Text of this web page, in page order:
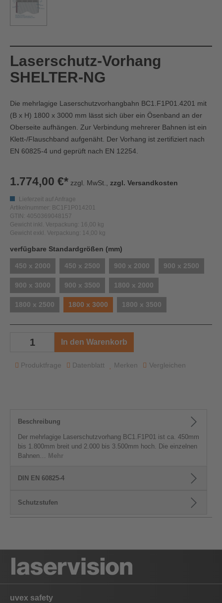
Laserschutz-Vorhang
SHELTER-NG
Die mehrlagige Laserschutzvorhangbahn BC1.F1P01.4201 mit
(B x H) 1800 x 3000 mm lässt sich über ein Ösenband an der
Oberseite aufhängen. Zur Verbindung mehrerer Bahnen ist ein
Klett-/Flauschband aufgenäht. Der Vorhang ist zertifiziert nach
EN 60825-4 und geprüft nach EN 12254.
1.774,00 €* zzgl. MwSt., zzgl. Versandkosten
Lieferzeit auf Anfrage
Artikelnummer: BC1F1P014201
GTIN: 4050369048157
Gewicht inkl. Verpackung: 16,00 kg
Gewicht exkl. Verpackung: 14,00 kg
verfügbare Standardgrößen (mm)
450 x 2000 450 x 2500 900 x 2000 900 x 2500
900 x 3000 900 x 3500 1800 x 2000
1800 x 2500 1800 x 3000 1800 x 3500
In den Warenkorb
Produktfrage Merken Vergleichen
Datenblatt
Beschreibung
Der mehrlagige Laserschutzvorhang BC1.F1P01 ist ca. 450mm
bis 1.800mm breit und 2.000 bis 3.500mm hoch. Die einzelnen
Bahnen… Mehr
DIN EN 60825-4
Schutzstufen
uvex safety